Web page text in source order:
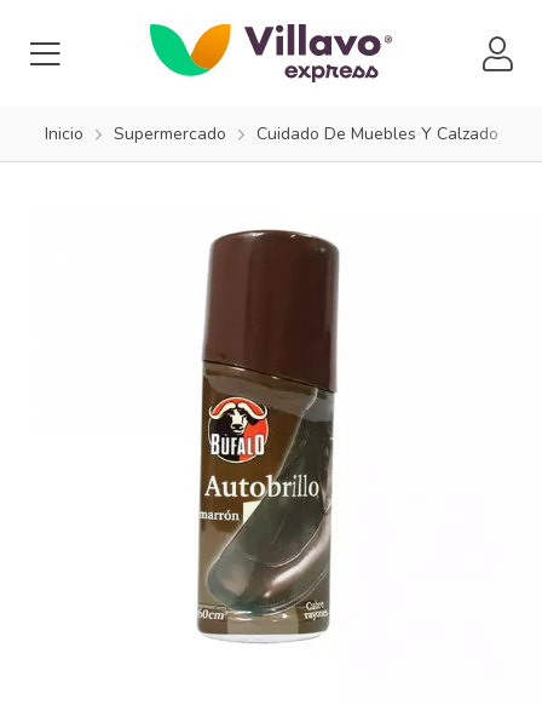
Inicio Supermercado Cuidado De Muebles Y Calzado